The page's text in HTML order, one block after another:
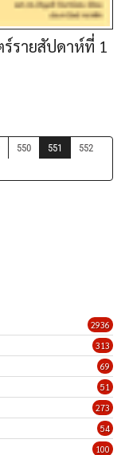
รายสัปดาห์ที่ 1
550 551
552
2936
313
69
51
273
54
100